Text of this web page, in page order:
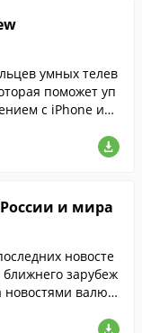
умных телев
поможет уп
с iPhone или
TV.
и мира
новосте
зарубеж
новостями валют,
различные сторо